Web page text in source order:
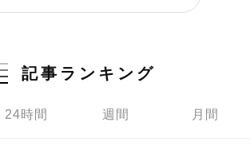
記事ランキング
24時間 週間 月間